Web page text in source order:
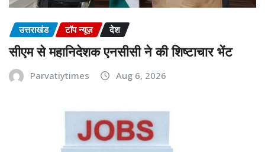
उत्तराखंड टॉप न्यूज़ देश
सीएम से महानिदेशक एनसीसी ने की शिष्टाचार भेंट
Parvatiytimes Aug 6, 2026